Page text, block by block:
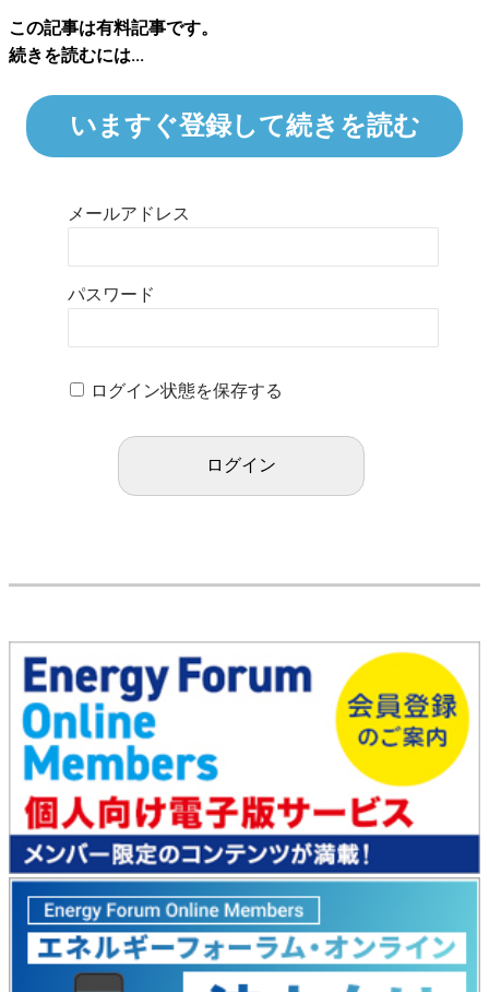
この記事は有料記事です。
続きを読むには...
いますぐ登録して続きを読む
メールアドレス
パスワード
ログイン状態を保存する